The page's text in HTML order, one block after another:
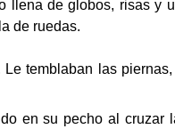
de globos, risas y
de ruedas.
temblaban las
en su pecho al